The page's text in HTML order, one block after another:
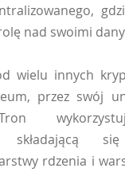
nad swoimi
wielu innych
przez swój
składającą
rdzenia i